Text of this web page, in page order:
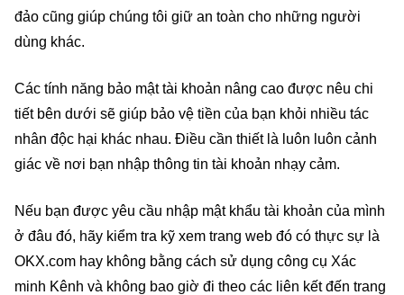
đảo cũng giúp chúng tôi giữ an toàn cho những người
dùng khác.
Các tính năng bảo mật tài khoản nâng cao được nêu chi
tiết bên dưới sẽ giúp bảo vệ tiền của bạn khỏi nhiều tác
nhân độc hại khác nhau. Điều cần thiết là luôn luôn cảnh
giác về nơi bạn nhập thông tin tài khoản nhạy cảm.
Nếu bạn được yêu cầu nhập mật khẩu tài khoản của mình
ở đâu đó, hãy kiểm tra kỹ xem trang web đó có thực sự là
OKX.com hay không bằng cách sử dụng công cụ Xác
minh Kênh và không bao giờ đi theo các liên kết đến trang